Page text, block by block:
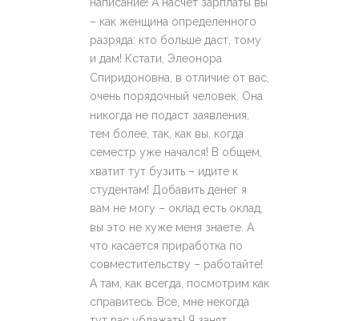
написание! А насчет зарплаты вы
– как женщина определенного
разряда: кто больше даст, тому
и дам! Кстати, Элеонора
Спиридоновна, в отличие от вас,
очень порядочный человек. Она
никогда не подаст заявления,
тем более, так, как вы, когда
семестр уже начался! В общем,
хватит тут бузить – идите к
студентам! Добавить денег я
вам не могу – оклад есть оклад,
вы это не хуже меня знаете. А
что касается приработка по
совместительству – работайте!
А там, как всегда, посмотрим как
справитесь. Все, мне некогда